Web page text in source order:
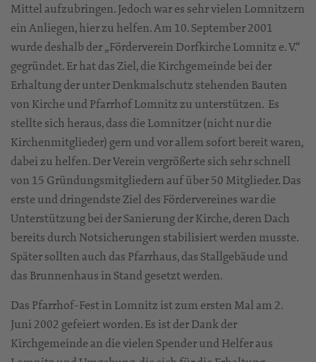
Mittel aufzubringen. Jedoch war es sehr vielen Lomnitzern
ein Anliegen, hier zu helfen. Am 10. September 2001
wurde deshalb der „Förderverein Dorfkirche Lomnitz e. V.“
gegründet. Er hat das Ziel, die Kirchgemeinde bei der
Erhaltung der unter Denkmalschutz stehenden Bauten
von Kirche und Pfarrhof Lomnitz zu unterstützen. Es
stellte sich heraus, dass die Lomnitzer (nicht nur die
Kirchenmitglieder) gern und vor allem sofort bereit waren,
dabei zu helfen. Der Verein vergrößerte sich sehr schnell
von 15 Gründungsmitgliedern auf über 50 Mitglieder. Das
erste und dringendste Ziel des Fördervereines war die
Unterstützung bei der Sanierung der Kirche, deren Dach
bereits durch Notsicherungen stabilisiert werden musste.
Später sollten auch das Pfarrhaus, das Stallgebäude und
das Brunnenhaus in Stand gesetzt werden.
Das Pfarrhof-Fest in Lomnitz ist zum ersten Mal am 2.
Juni 2002 gefeiert worden. Es ist der Dank der
Kirchgemeinde an die vielen Spender und Helfer aus